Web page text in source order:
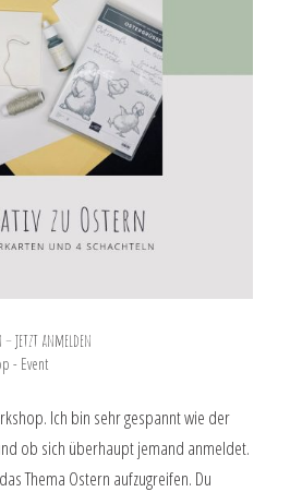
– jetzt anmelden
- Event
Ich bin sehr gespannt wie der
ob sich überhaupt jemand anmeldet.
Thema Ostern aufzugreifen. Du